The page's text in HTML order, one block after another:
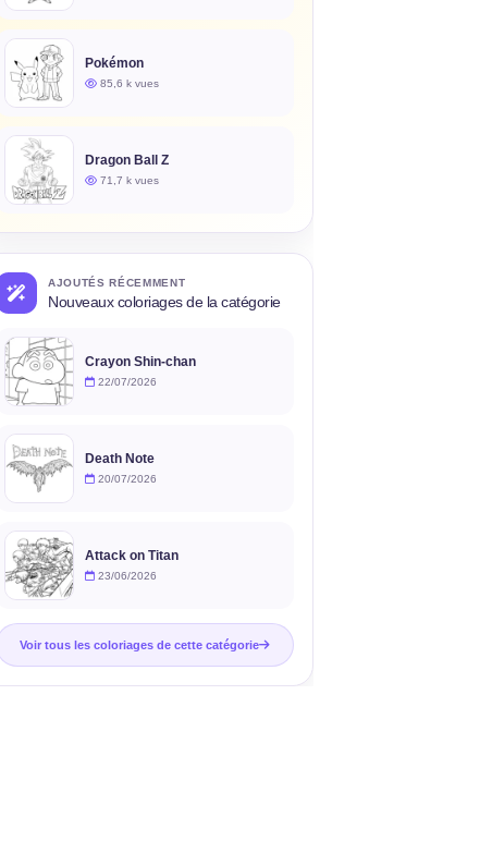
Pokémon
85,6 k vues
Dragon Ball Z
71,7 k vues
AJOUTÉS RÉCEMMENT
Nouveaux coloriages de la catégorie
Crayon Shin-chan
22/07/2026
Death Note
20/07/2026
Attack on Titan
23/06/2026
Voir tous les coloriages de cette catégorie